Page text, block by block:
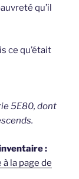
qu’il
ce qu’était
5E80, dont
:
la page de